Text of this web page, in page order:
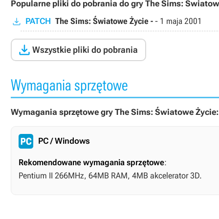
Popularne pliki do pobrania do gry The Sims:
PATCH The Sims: Światowe Życie - - 1 maja 2001
 Wszystkie pliki do pobrania
Wymagania sprzętowe
Wymagania sprzętowe gry The Sims: Światowe Życie:
PC / Windows
Rekomendowane wymagania sprzętowe:
Pentium II 266MHz, 64MB RAM, 4MB akcelerator 3D.